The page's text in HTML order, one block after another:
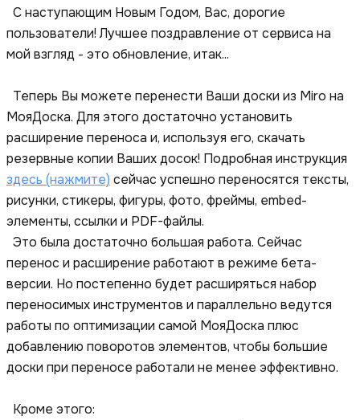
С наступающим Новым Годом, Вас, дорогие
пользователи! Лучшее поздравление от сервиса на
мой взгляд - это обновление, итак...
Теперь Вы можете перенести Ваши доски из Miro на
МояДоска. Для этого достаточно установить
расширение переноса и, используя его, скачать
резервные копии Ваших досок! Подробная инструкция
здесь (нажмите) сейчас успешно переносятся тексты,
рисунки, стикеры, фигуры, фото, фреймы, embed-
элементы, ссылки и PDF-файлы.
Это была достаточно большая работа. Сейчас
перенос и расширение работают в режиме бета-
версии. Но постепенно будет расширяться набор
переносимых инструментов и параллельно ведутся
работы по оптимизации самой МояДоска плюс
добавлению поворотов элементов, чтобы большие
доски при переносе работали не менее эффективно.
Кроме этого: